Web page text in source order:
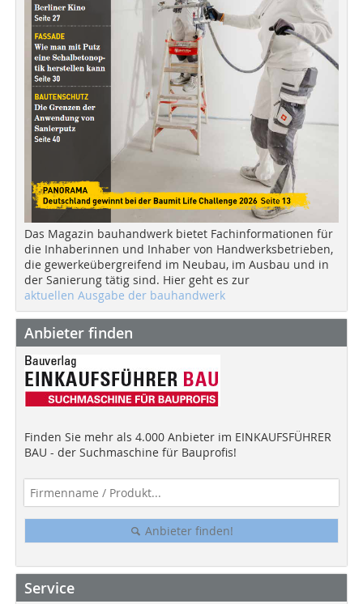
Das Magazin bauhandwerk bietet Fachinformationen für
die Inhaberinnen und Inhaber von Handwerksbetrieben,
die gewerkeübergreifend im Neubau, im Ausbau und in
der Sanierung tätig sind. Hier geht es zur
aktuellen Ausgabe der bauhandwerk
Anbieter finden
Finden Sie mehr als 4.000 Anbieter im EINKAUFSFÜHRER
BAU - der Suchmaschine für Bauprofis!
Anbieter finden!
Service